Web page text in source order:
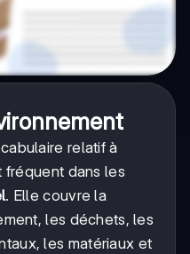
relatif à
fréquent dans les
. Elle couvre la
les déchets, les
les matériaux et